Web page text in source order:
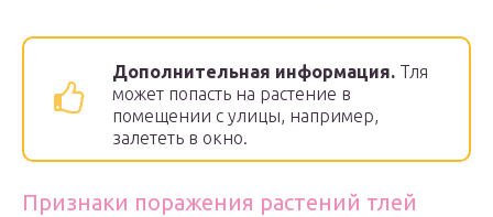
Дополнительная информация. Тля
может попасть на растение в
помещении с улицы, например,
залететь в окно.
Признаки поражения растений тлей